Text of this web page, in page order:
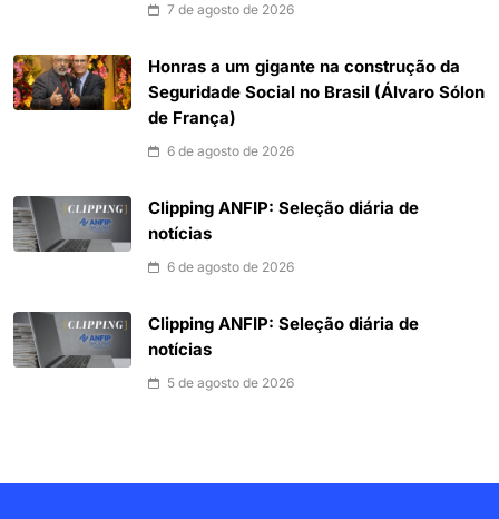
7 de agosto de 2026
Honras a um gigante na construção da
Seguridade Social no Brasil (Álvaro Sólon
de França)
6 de agosto de 2026
Clipping ANFIP: Seleção diária de
notícias
6 de agosto de 2026
Clipping ANFIP: Seleção diária de
notícias
5 de agosto de 2026